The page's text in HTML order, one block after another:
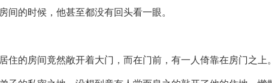
的时候，他甚至都没有回头看一眼。
的房间竟然敞开着大门，而在门前，有一人倚靠在房门之上。